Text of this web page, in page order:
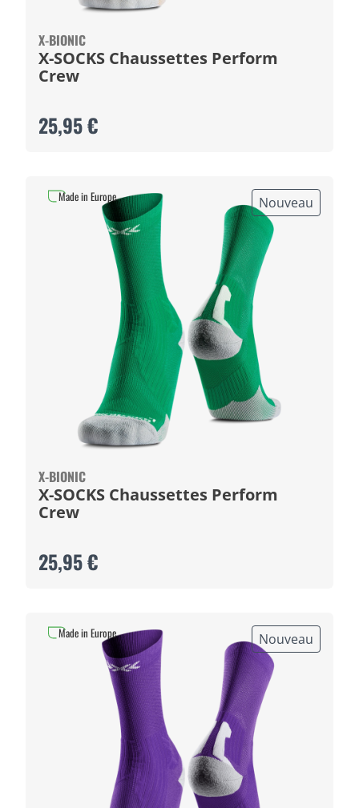
X-BIONIC
X-SOCKS Chaussettes Perform
Crew
25,95 €
Nouveau
X-BIONIC
X-SOCKS Chaussettes Perform
Crew
25,95 €
Made in Europe
Nouveau
Made in Europe